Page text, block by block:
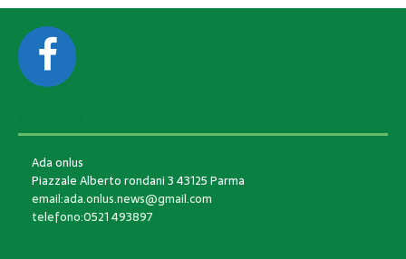
Ada onlus
Piazzale Alberto rondani 3 43125 Parma
email:ada.onlus.news@gmail.com
telefono:0521 493897